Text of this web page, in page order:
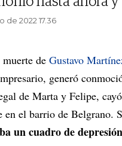
de 2022 17.36
muerte de Gustavo
generó
de Marta y Felipe,
en el barrio de Belgrano.
un cuadro de depresión